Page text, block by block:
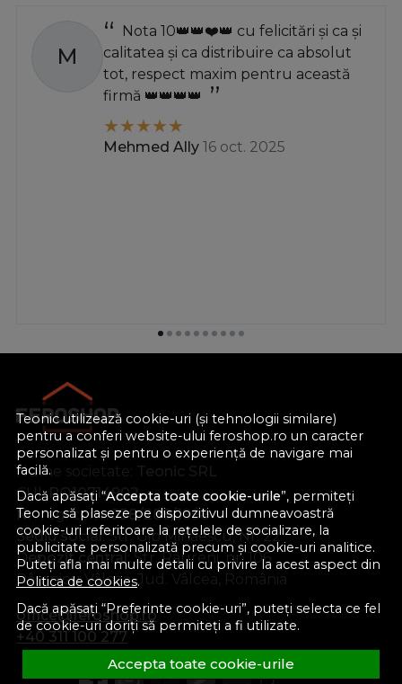
Teonic utilizează cookie-uri (și tehnologii similare)
pentru a conferi website-ului feroshop.ro un caracter
personalizat și pentru o experiență de navigare mai
facilă.
Dacă apăsați “Accepta toate cookie-urile”, permiteți
Teonic să plaseze pe dispozitivul dumneavoastră
cookie-uri referitoare la rețelele de socializare, la
publicitate personalizată precum și cookie-uri analitice.
Puteți afla mai multe detalii cu privire la acest aspect din
Politica de cookies.
Dacă apăsați “Preferinte cookie-uri”, puteți selecta ce fel
de cookie-uri doriți să permiteți a fi utilizate.
Accepta toate cookie-urile
M
Nota 10👑👑❤️👑 cu felicitări și ca și
calitatea și ca distribuire ca absolut
tot, respect maxim pentru această
firmă 👑👑👑👑
Mehmed Ally 16 oct. 2025
Nume societate: Teonic SRL
CUI:RO10714902
Nr. reg. com.:J38/289/1998
Sediu social:Str. Gib Mihăescu, Nr. 22
Depozit central:Str. Râureni, nr. 106
Râmnicu Vâlcea, Jud. Vâlcea, România
office@feroshop.ro
+40 311 100 277